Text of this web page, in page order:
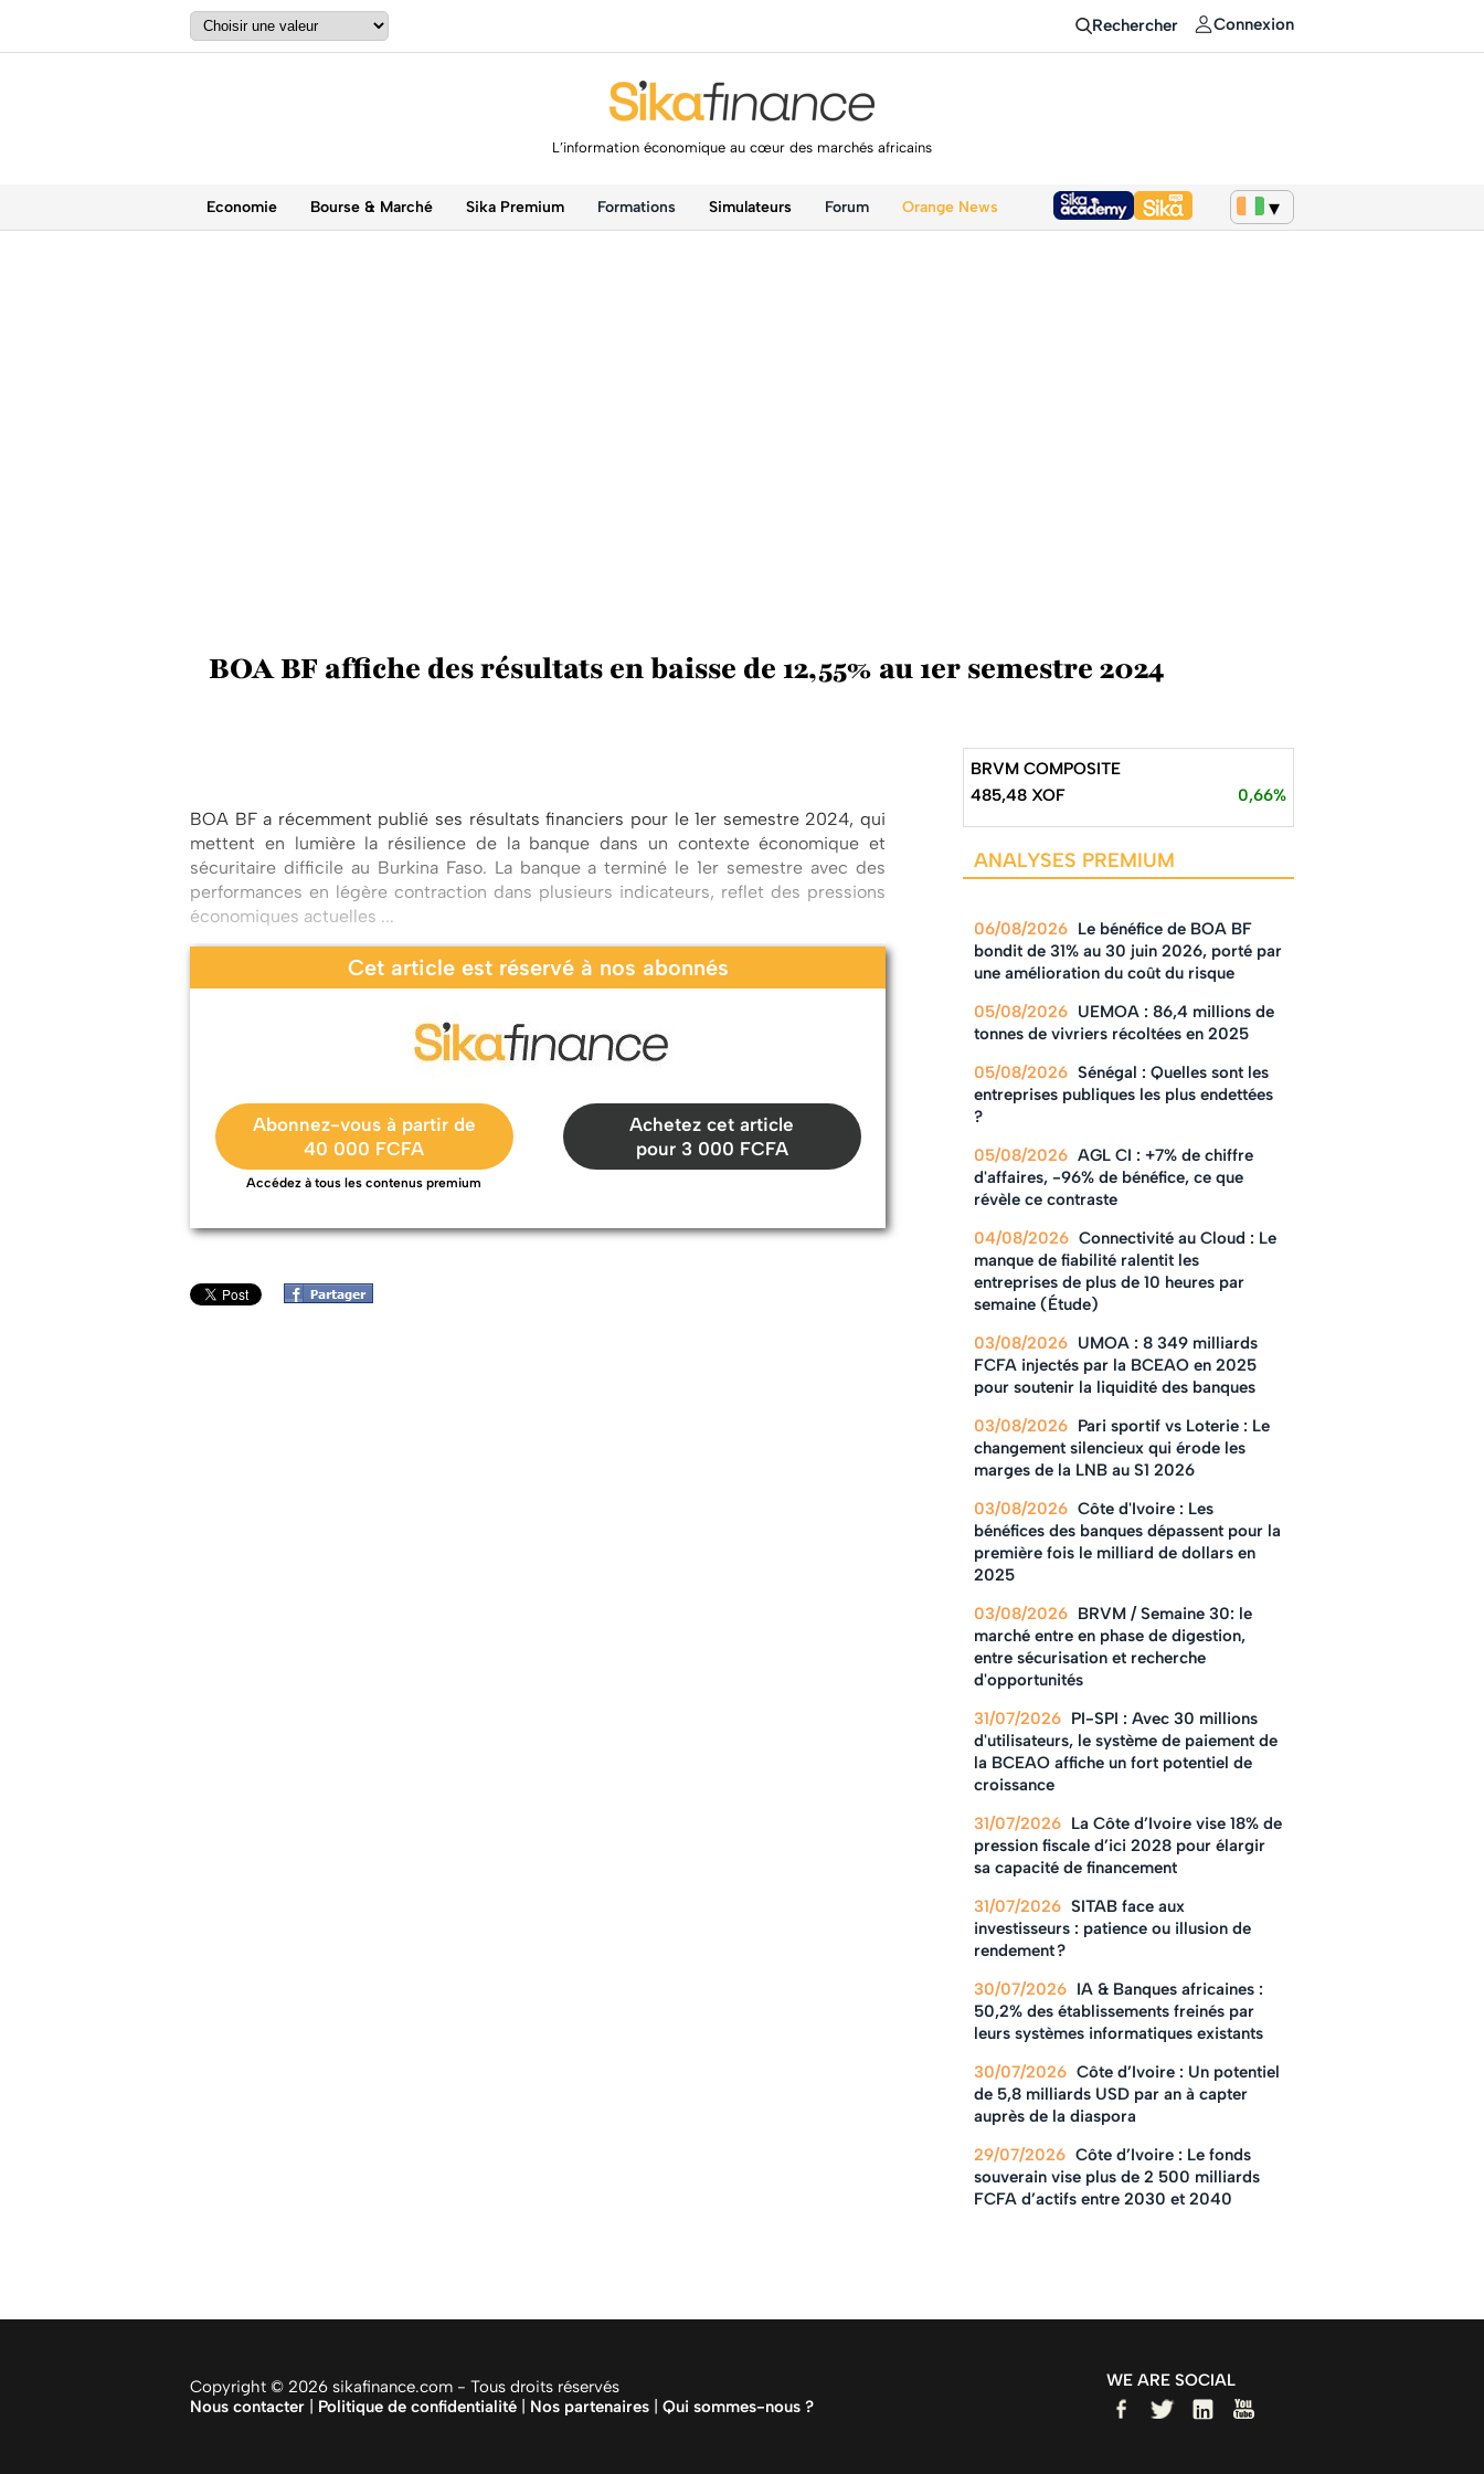
Rechercher Connexion
L’information économique au cœur des marchés africains
Economie Bourse & Marché Sika Premium Formations Simulateurs Forum Orange News
BOA BF affiche des résultats en baisse de 12,55% au 1er semestre 2024
BOA BF a récemment publié ses résultats financiers pour le 1er semestre 2024, qui
mettent en lumière la résilience de la banque dans un contexte économique et
sécuritaire difficile au Burkina Faso. La banque a terminé le 1er semestre avec des
performances en légère contraction dans plusieurs indicateurs, reflet des pressions
économiques actuelles ...
Cet article est réservé à nos abonnés
Abonnez-vous à partir de
40 000 FCFA
Accédez à tous les contenus premium
Achetez cet article
pour 3 000 FCFA
BRVM COMPOSITE
485,48 XOF
0,66%
ANALYSES PREMIUM
06/08/2026 Le bénéfice de BOA BF
bondit de 31% au 30 juin 2026, porté par
une amélioration du coût du risque
05/08/2026 UEMOA : 86,4 millions de
tonnes de vivriers récoltées en 2025
05/08/2026 Sénégal : Quelles sont les
entreprises publiques les plus endettées
?
05/08/2026 AGL CI : +7% de chiffre
d'affaires, -96% de bénéfice, ce que
révèle ce contraste
04/08/2026 Connectivité au Cloud : Le
manque de fiabilité ralentit les
entreprises de plus de 10 heures par
semaine (Étude)
03/08/2026 UMOA : 8 349 milliards
FCFA injectés par la BCEAO en 2025
pour soutenir la liquidité des banques
03/08/2026 Pari sportif vs Loterie : Le
changement silencieux qui érode les
marges de la LNB au S1 2026
03/08/2026 Côte d'Ivoire : Les
bénéfices des banques dépassent pour la
première fois le milliard de dollars en
2025
03/08/2026 BRVM / Semaine 30: le
marché entre en phase de digestion,
entre sécurisation et recherche
d'opportunités
31/07/2026 PI-SPI : Avec 30 millions
d'utilisateurs, le système de paiement de
la BCEAO affiche un fort potentiel de
croissance
31/07/2026 La Côte d’Ivoire vise 18% de
pression fiscale d’ici 2028 pour élargir
sa capacité de financement
31/07/2026 SITAB face aux
investisseurs : patience ou illusion de
rendement ?
30/07/2026 IA & Banques africaines :
50,2% des établissements freinés par
leurs systèmes informatiques existants
30/07/2026 Côte d’Ivoire : Un potentiel
de 5,8 milliards USD par an à capter
auprès de la diaspora
29/07/2026 Côte d’Ivoire : Le fonds
souverain vise plus de 2 500 milliards
FCFA d’actifs entre 2030 et 2040
Copyright © 2026 sikafinance.com - Tous droits réservés
Nous contacter
Politique de confidentialité Nos partenaires Qui sommes-nous ?
WE ARE SOCIAL